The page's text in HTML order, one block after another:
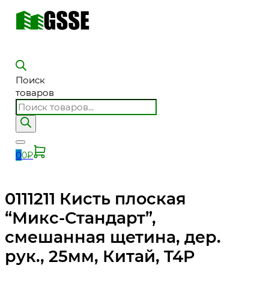
Поиск
товаров
00₽
0111211 Кисть плоская
“Микс-Стандарт”,
смешанная щетина, дер.
рук., 25мм, Китай, T4P